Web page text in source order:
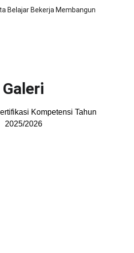
Belajar Bekerja Membangun
Galeri
Kompetensi Tahun
2025/2026